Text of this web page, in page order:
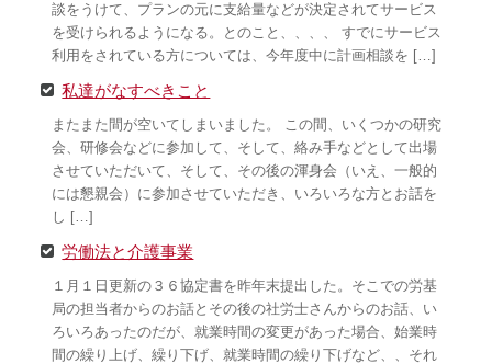
談をうけて、プランの元に支給量などが決定されてサービス
を受けられるようになる。とのこと、、、、 すでにサービス
利用をされている方については、今年度中に計画相談を […]
私達がなすべきこと
またまた間が空いてしまいました。 この間、いくつかの研究
会、研修会などに参加して、そして、絡み手などとして出場
させていただいて、そして、その後の渾身会（いえ、一般的
には懇親会）に参加させていただき、いろいろな方とお話を
し […]
労働法と介護事業
１月１日更新の３６協定書を昨年末提出した。そこでの労基
局の担当者からのお話とその後の社労士さんからのお話、い
ろいろあったのだが、就業時間の変更があった場合、始業時
間の繰り上げ、繰り下げ、就業時間の繰り下げなど、、それ